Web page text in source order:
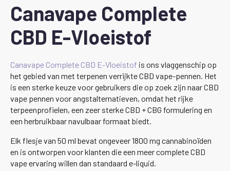
Canavape Complete
CBD E-Vloeistof
Canavape Complete CBD E-Vloeistof is ons vlaggenschip op
het gebied van met terpenen verrijkte CBD vape-pennen. Het
is een sterke keuze voor gebruikers die op zoek zijn naar CBD
vape pennen voor angstalternatieven, omdat het rijke
terpeenprofielen, een zeer sterke CBD + CBG formulering en
een herbruikbaar navulbaar formaat biedt.
Elk flesje van 50 ml bevat ongeveer 1800 mg cannabinoïden
en is ontworpen voor klanten die een meer complete CBD
vape ervaring willen dan standaard e-liquid.